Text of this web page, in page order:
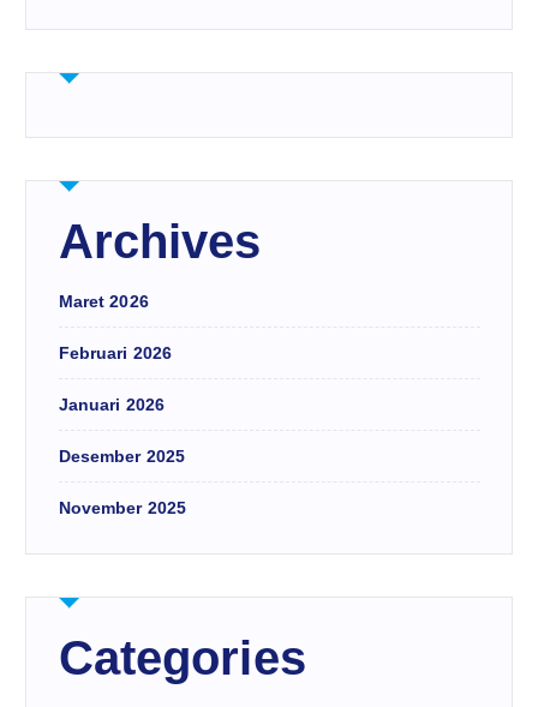
Archives
Maret 2026
Februari 2026
Januari 2026
Desember 2025
November 2025
Categories